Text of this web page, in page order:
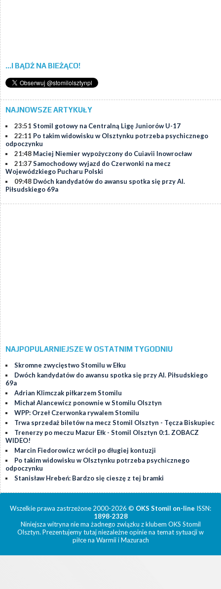
...I BĄDŹ NA BIEŻĄCO!
NAJNOWSZE ARTYKUŁY
23:51 Stomil gotowy na Centralną Ligę Juniorów U-17
22:11 Po takim widowisku w Olsztynku potrzeba psychicznego
odpoczynku
21:48 Maciej Niemier wypożyczony do Cuiavii Inowrocław
21:37Samochodowy wyjazd do Czerwonki na mecz
Wojewódzkiego Pucharu Polski
09:48 Dwóch kandydatów do awansu spotka się przy Al.
Piłsudskiego 69a
NAJPOPULARNIEJSZE W OSTATNIM TYGODNIU
Skromne zwycięstwo Stomilu w Ełku
Dwóch kandydatów do awansu spotka się przy Al. Piłsudskiego
69a
Adrian Klimczak piłkarzem Stomilu
Michał Alancewicz ponownie w Stomilu Olsztyn
WPP: Orzeł Czerwonka rywalem Stomilu
Trwa sprzedaż biletów na mecz Stomil Olsztyn - Tęcza Biskupiec
Trenerzy po meczu Mazur Ełk - Stomil Olsztyn 0:1. ZOBACZ
WIDEO!
Marcin Fiedorowicz wrócił po długiej kontuzji
Po takim widowisku w Olsztynku potrzeba psychicznego
odpoczynku
Stanisław Hrebeń: Bardzo się cieszę z tej bramki
Wszelkie prawa zastrzeżone 2000-2026 © OKS Stomil on-line ISSN:
1898-2328
Niniejsza witryna nie ma żadnego związku z klubem OKS Stomil
Olsztyn. Prezentujemy tutaj niezależne opinie na temat sytuacji w
piłce na Warmii i Mazurach